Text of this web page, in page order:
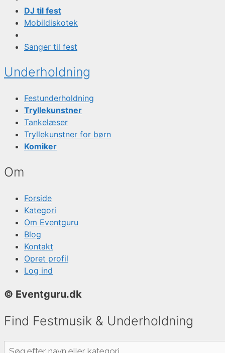
DJ til fest
Mobildiskotek
Sanger til fest
Underholdning
Festunderholdning
Tryllekunstner
Tankelæser
Tryllekunstner for børn
Komiker
Om
Forside
Kategori
Om Eventguru
Blog
Kontakt
Opret profil
Log ind
© Eventguru.dk
Find Festmusik & Underholdning